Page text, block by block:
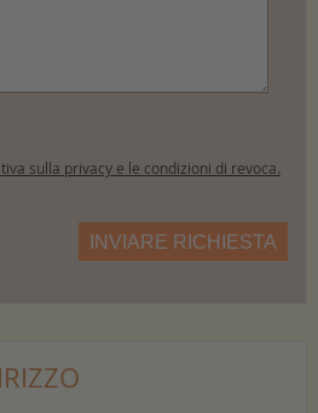
sulla privacy e le condizioni di revoca.
INVIARE RICHIESTA